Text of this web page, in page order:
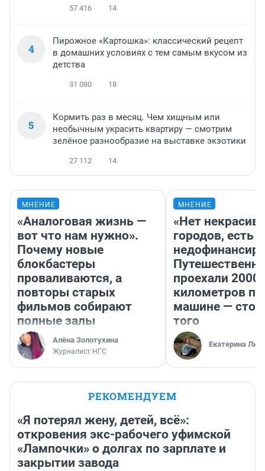
57 416 14
4
Пирожное «Картошка»: классический рецепт
в домашних условиях с тем самым вкусом из
детства
31 080 18
5
Кормить раз в месяц. Чем хищным или
необычным украсить квартиру — смотрим
зелёное разнообразие на выставке экзотики
27 112 14
МНЕНИЕ
«Аналоговая жизнь —
вот что нам нужно».
Почему новые
блокбастеры
проваливаются, а
повторы старых
фильмов собирают
полные залы
Алёна Золотухина
Журналист НГС
МНЕНИЕ
«Нет
городов, есть
проехали 2000
километров по
машине —
того
Екатерина
РЕКОМЕНДУЕМ
«Я потерял жену, детей, всё»:
откровения экс-рабочего уфимской
«Лампочки» о долгах по зарплате и
закрытии завода